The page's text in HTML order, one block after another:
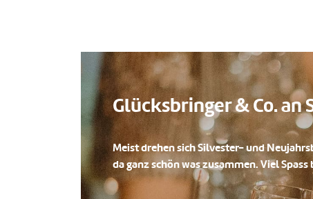
Glücksbringer & Co. an
Meist drehen sich Silvester- und
da ganz schön was zusammen. Viel Spass